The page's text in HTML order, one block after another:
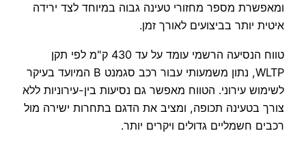
ומאפשרת מספר מחזורי טעינה גבוה במיוחד לצד ירידה
איטית יותר בביצועים לאורך זמן.
טווח הנסיעה הרשמי עומד על עד 430 ק"מ לפי תקן
WLTP, נתון משמעותי עבור רכב סגמנט B המיועד בעיקר
לשימוש עירוני. הטווח מאפשר גם נסיעות בין-עירוניות ללא
צורך בטעינה תכופה, ומציב את הדגם בתחרות ישירה מול
רכבים חשמליים גדולים ויקרים יותר.